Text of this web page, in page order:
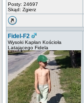
Posty: 24697
Skąd: Zgierz
Fidel-F2
Wysoki Kapłan Kościoła
Latającego Fidela